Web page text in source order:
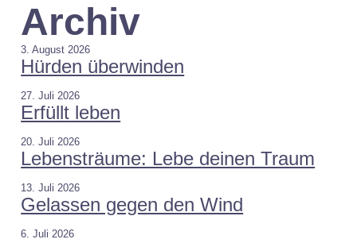
Archiv
3. August 2026
Hürden überwinden
27. Juli 2026
Erfüllt leben
20. Juli 2026
Lebensträume: Lebe deinen Traum
13. Juli 2026
Gelassen gegen den Wind
6. Juli 2026